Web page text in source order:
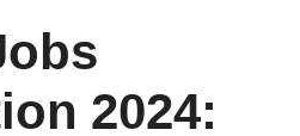
2024: